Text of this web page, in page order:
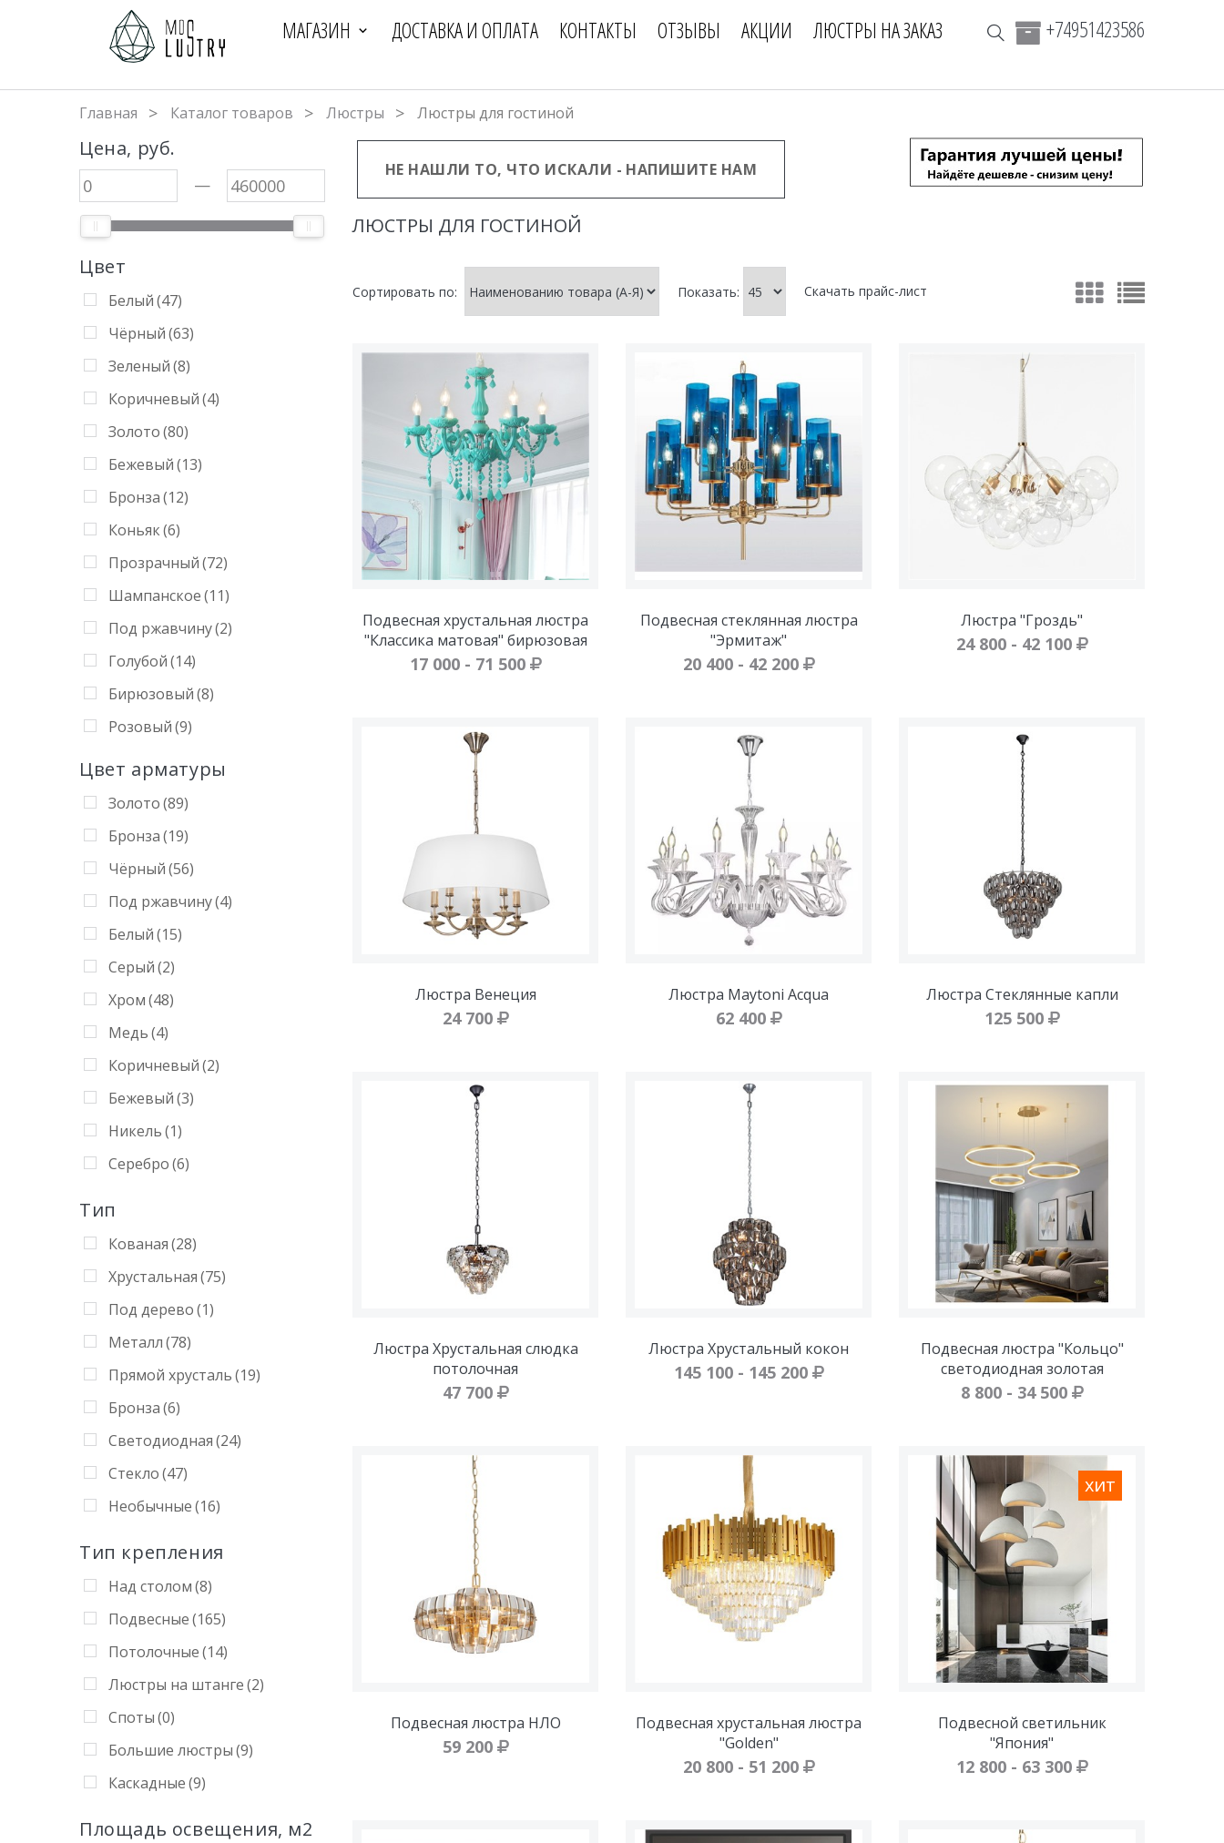
МАГАЗИН ДОСТАВКА И ОПЛАТА КОНТАКТЫ ОТЗЫВЫ АКЦИИ ЛЮСТРЫ НА ЗАКАЗ +74951423586
Главная Каталог товаров Люстры Люстры для гостиной
Цена, руб.
—
Цвет
Белый(47)
Чёрный(63)
Зеленый(8)
Коричневый(4)
Золото(80)
Бежевый(13)
Бронза(12)
Коньяк(6)
Прозрачный(72)
Шампанское(11)
Под ржавчину(2)
Голубой(14)
Бирюзовый(8)
Розовый(9)
(13)
Красный
(21)
(11)
Дымчатый
Перламутровый
Цвет арматуры
Золото(89)
Бронза(19)
Чёрный(56)
Под ржавчину(4)
Белый(15)
Серый(2)
Хром(48)
Медь(4)
Коричневый(2)
Бежевый(3)
Никель(1)
Серебро(6)
Тип
Кованая(28)
Хрустальная(75)
Под дерево(1)
Металл(78)
Прямой хрусталь(19)
Бронза(6)
Светодиодная(24)
Стекло(47)
Необычные(16)
Тип крепления
Над столом(8)
Подвесные(165)
Потолочные(14)
Люстры на штанге(2)
Споты(0)
Большие люстры(9)
Каскадные(9)
Площадь освещения, м2
НЕ НАШЛИ ТО, ЧТО ИСКАЛИ - НАПИШИТЕ НАМ
ЛЮСТРЫ ДЛЯ ГОСТИНОЙ
Сортировать по: Показать: Скачать прайс-лист
Подвесная хрустальная люстра
"Классика матовая" бирюзовая
17 000 - 71 500
Подвесная стеклянная люстра
"Эрмитаж"
20 400 - 42 200
Люстра "Гроздь"
24 800 - 42 100
Люстра Венеция
24 700
Люстра Maytoni Acqua
62 400
Люстра Стеклянные капли
125 500
Люстра Хрустальная слюдка
потолочная
47 700
Люстра Хрустальный кокон
145 100 - 145 200
Подвесная люстра "Кольцо"
светодиодная золотая
8 800 - 34 500
Подвесная люстра НЛО
59 200
Подвесная хрустальная люстра
"Golden"
20 800 - 51 200
хит
Подвесной светильник
"Япония"
12 800 - 63 300